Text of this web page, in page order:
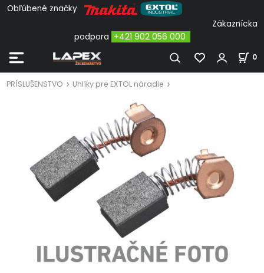
Obľúbené značky
Zákaznícka
podpora +421 902 056 000
0
PRÍSLUŠENSTVO Uhlíky pre EXTOL náradie